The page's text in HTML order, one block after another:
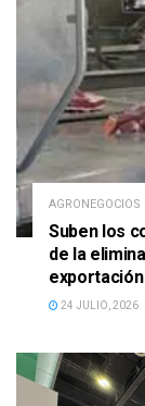
AGRONEGOCIOS
Suben los
de la
24 JULIO, 2026